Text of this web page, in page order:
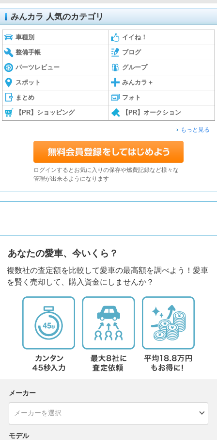
みんカラ 人気のカテゴリ
車種別 イイね！
整備手帳 ブログ
パーツレビュー グループ
スポット みんカラ＋
まとめ フォト
【PR】ショッピング 【PR】オークション
もっと見る
ログインするとお気に入りの保存や燃費記録など様々な
管理が出来るようになります
あなたの愛車、今いくら？
複数社の査定額を比較して愛車の最高額を調べよう！愛車
を賢く売却して、購入資金にしませんか？
メーカー
モデル